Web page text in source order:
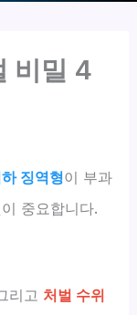
비밀 4
징역형이 부과
중요합니다.
리고 처벌 수위